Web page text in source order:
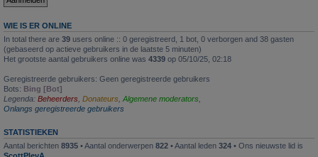
WIE IS ER ONLINE
In total there are 39 users online :: 0 geregistreerd, 1 bot, 0 verborgen and 38 gasten
(gebaseerd op actieve gebruikers in de laatste 5 minuten)
Het grootste aantal gebruikers online was 4339 op 05/10/25, 02:18
Geregistreerde gebruikers: Geen geregistreerde gebruikers
Bots: Bing [Bot]
Legenda: Beheerders, Donateurs,Algemene moderators,
Onlangs geregistreerde gebruikers
STATISTIEKEN
Aantal berichten 8935 • Aantal onderwerpen 822 • Aantal leden 324 • Ons nieuwste lid is